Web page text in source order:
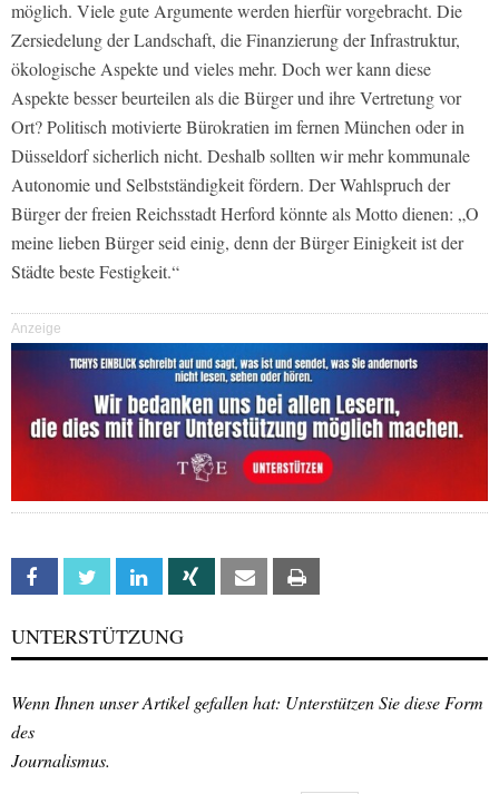
möglich. Viele gute Argumente werden hierfür vorgebracht. Die
Zersiedelung der Landschaft, die Finanzierung der Infrastruktur,
ökologische Aspekte und vieles mehr. Doch wer kann diese
Aspekte besser beurteilen als die Bürger und ihre Vertretung vor
Ort? Politisch motivierte Bürokratien im fernen München oder in
Düsseldorf sicherlich nicht. Deshalb sollten wir mehr kommunale
Autonomie und Selbstständigkeit fördern. Der Wahlspruch der
Bürger der freien Reichsstadt Herford könnte als Motto dienen: „O
meine lieben Bürger seid einig, denn der Bürger Einigkeit ist der
Städte beste Festigkeit.“
Anzeige
Facebook Twitter Linkedin Xing Email
UNTERSTÜTZUNG
Wenn Ihnen unser Artikel gefallen hat: Unterstützen Sie diese Form
des
Journalismus.